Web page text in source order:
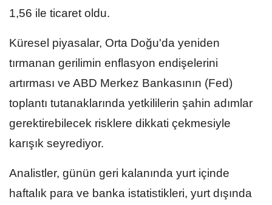
1,56 ile ticaret oldu.
Küresel piyasalar, Orta Doğu'da yeniden
tırmanan gerilimin enflasyon endişelerini
artırması ve ABD Merkez Bankasının (Fed)
toplantı tutanaklarında yetkililerin şahin adımlar
gerektirebilecek risklere dikkati çekmesiyle
karışık seyrediyor.
Analistler, günün geri kalanında yurt içinde
haftalık para ve banka istatistikleri, yurt dışında